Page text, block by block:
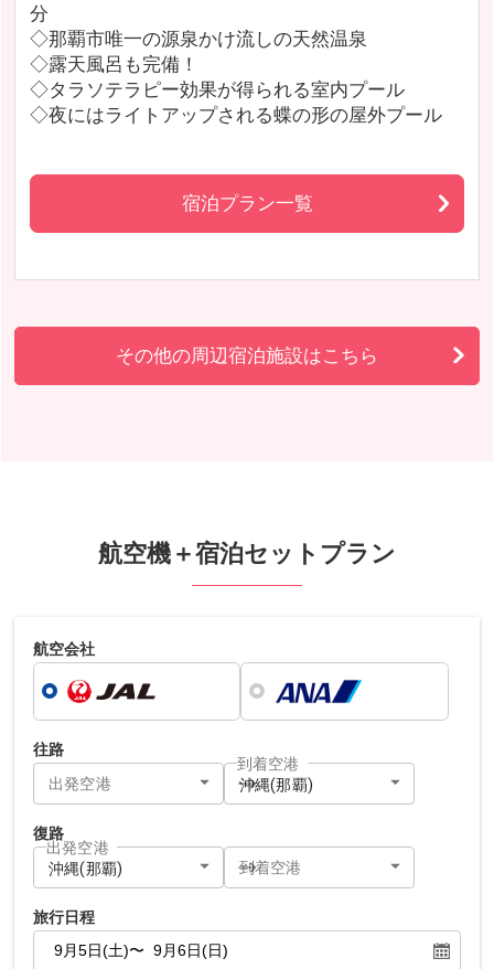
分
◇那覇市唯一の源泉かけ流しの天然温泉
◇露天風呂も完備！
◇タラソテラピー効果が得られる室内プール
◇夜にはライトアップされる蝶の形の屋外プール
宿泊プラン一覧
その他の周辺宿泊施設はこちら
航空機＋宿泊セットプラン
航空会社
往路
出発空港
到着空港
沖縄(那覇)
復路
出発空港
沖縄(那覇)
到着空港
旅行日程